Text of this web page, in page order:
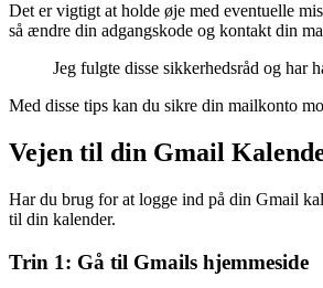
Det er vigtigt at holde øje med eventuelle
så ændre din adgangskode og kontakt din
Jeg fulgte disse sikkerhedsråd og har
Med disse tips kan du sikre din mailkonto
Vejen til din Gmail
Har du brug for at logge ind på din Gmail
til din kalender.
Trin 1: Gå til Gmails hjemmeside